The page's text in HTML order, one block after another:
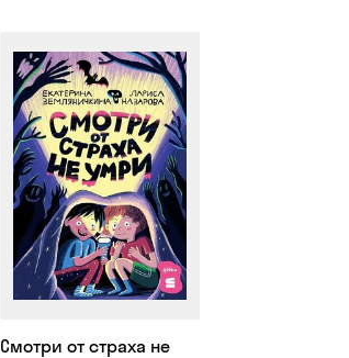
Смотри от страха не